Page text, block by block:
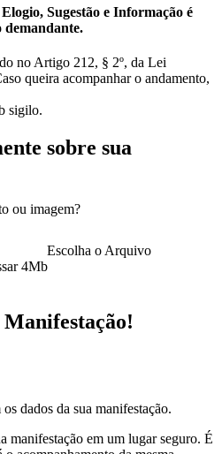
Sugestão e Informação é
demandante.
no Artigo 212, § 2º, da Lei
queira acompanhar o andamento,
sigilo.
sobre sua
ou imagem?
Escolha o Arquivo
4Mb
dados da sua manifestação.
manifestação em um lugar seguro. É